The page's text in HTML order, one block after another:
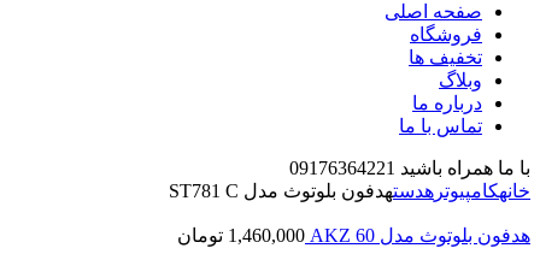
صفحه اصلی
فروشگاه
تخفیف ها
وبلاگ
درباره ما
تماس با ما
با ما همراه باشید 09176364221
خانهکامپیوتر هدستهدفون بلوتوث مدل ST781 C
هدفون بلوتوث مدل AKZ 60 1,460,000 تومان